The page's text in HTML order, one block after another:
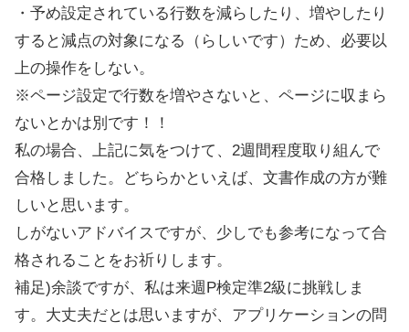
・予め設定されている行数を減らしたり、増やしたり
すると減点の対象になる（らしいです）ため、必要以
上の操作をしない。
※ページ設定で行数を増やさないと、ページに収まら
ないとかは別です！！
私の場合、上記に気をつけて、2週間程度取り組んで
合格しました。どちらかといえば、文書作成の方が難
しいと思います。
しがないアドバイスですが、少しでも参考になって合
格されることをお祈りします。
補足)余談ですが、私は来週P検定準2級に挑戦しま
す。大丈夫だとは思いますが、アプリケーションの問